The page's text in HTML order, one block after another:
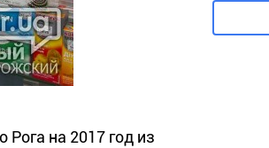
Рога на 2017 год из